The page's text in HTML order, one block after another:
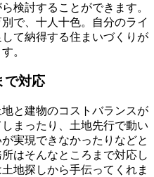
検討することができます。
で、十人十色。自分のライ
て納得する住まいづくりが
。
で対応
と建物のコストバランスが
まったり、土地先行で動い
実現できなかったりなどと
はそんなところまで対応し
地探しから手伝ってくれま